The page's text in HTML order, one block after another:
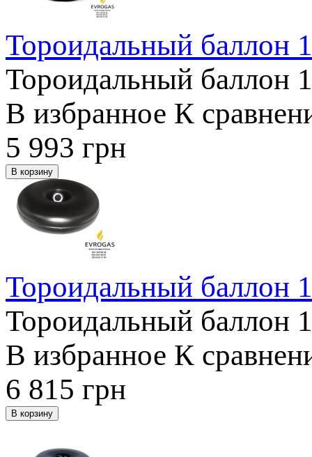
Тороидальный баллон
Тороидальный
В избранное К
5 993 грн
Тороидальный баллон
Тороидальный баллон
В избранное К
6 815 грн